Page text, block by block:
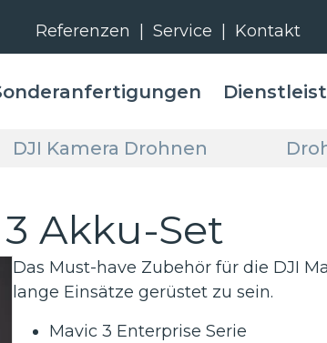
Referenzen Service Kontakt
DJI Kamera Drohnen
Akku-Set
Das Must-have Zubehör für die DJI
lange Einsätze gerüstet zu sein.
Mavic 3 Enterprise Serie